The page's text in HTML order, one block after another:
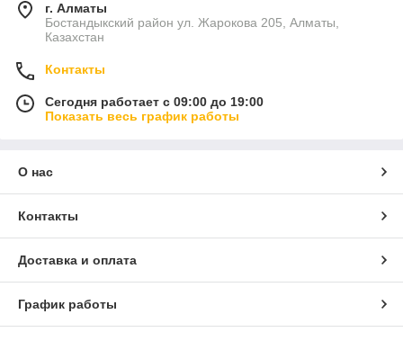
г. Алматы
Бостандыкский район ул. Жарокова 205, Алматы,
Казахстан
Контакты
Сегодня работает с 09:00 до 19:00
Показать весь график работы
О нас
Контакты
Доставка и оплата
График работы